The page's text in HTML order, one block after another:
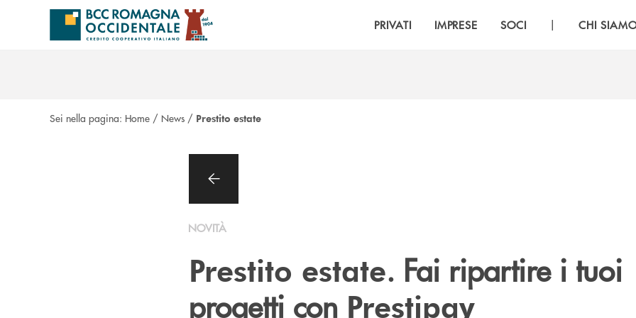
Salta al contenuto principale
PRIVATI IMPRESE SOCI | CHI
Sei nella pagina: Home / News / Prestito estate
NOVITÀ
Prestito estate. Fai ripartire i tuoi
progetti con Prestipay